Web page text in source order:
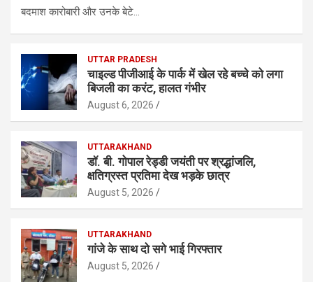
बदमाश कारोबारी और उनके बेटे…
UTTAR PRADESH
चाइल्ड पीजीआई के पार्क में खेल रहे बच्चे को लगा
बिजली का करंट, हालत गंभीर
August 6, 2026
UTTARAKHAND
डॉ. बी. गोपाल रेड्डी जयंती पर श्रद्धांजलि,
क्षतिग्रस्त प्रतिमा देख भड़के छात्र
August 5, 2026
UTTARAKHAND
गांजे के साथ दो सगे भाई गिरफ्तार
August 5, 2026